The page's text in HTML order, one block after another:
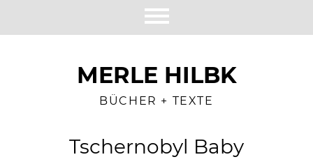
MERLE HILBK
BÜCHER + TEXTE
Tschernobyl Baby